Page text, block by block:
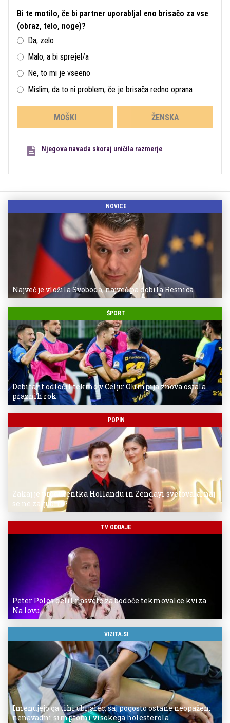
Bi te motilo, če bi partner uporabljal eno brisačo za vse
(obraz, telo, noge)?
Da, zelo
Malo, a bi sprejel/a
Ne, to mi je vseeno
Mislim, da to ni problem, če je brisača redno oprana
MOŠKI ŽENSKA
Njegova navada skoraj uničila razmerje
NOVICE
Največ je vložila Svoboda, največ pa dobila Resnica
ŠPORT
Debitant odločil tekmo v Celju: Olimpija znova ostala
praznih rok
POPIN
Zakaj je producentka Hollandu in Zendayi svetovala, naj
se ne zaljubita?
TV ODDAJE
Peter Poles delil nasvete za bodoče tekmovalce kviza
Na lovu
VIZITA.SI
Imenujejo ga tihi ubijalec, saj pogosto ostane neopažen:
nenavadni simptomi visokega holesterola